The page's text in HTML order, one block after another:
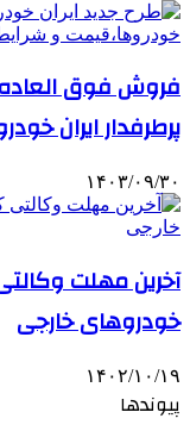
فروش فوق
پرطرفدار ایران
۱۴۰۳/۰۹/۳۰
آخرین مهلت
خودروهای خارجی
۱۴۰۲/۱۰/۱۹
پیوندها